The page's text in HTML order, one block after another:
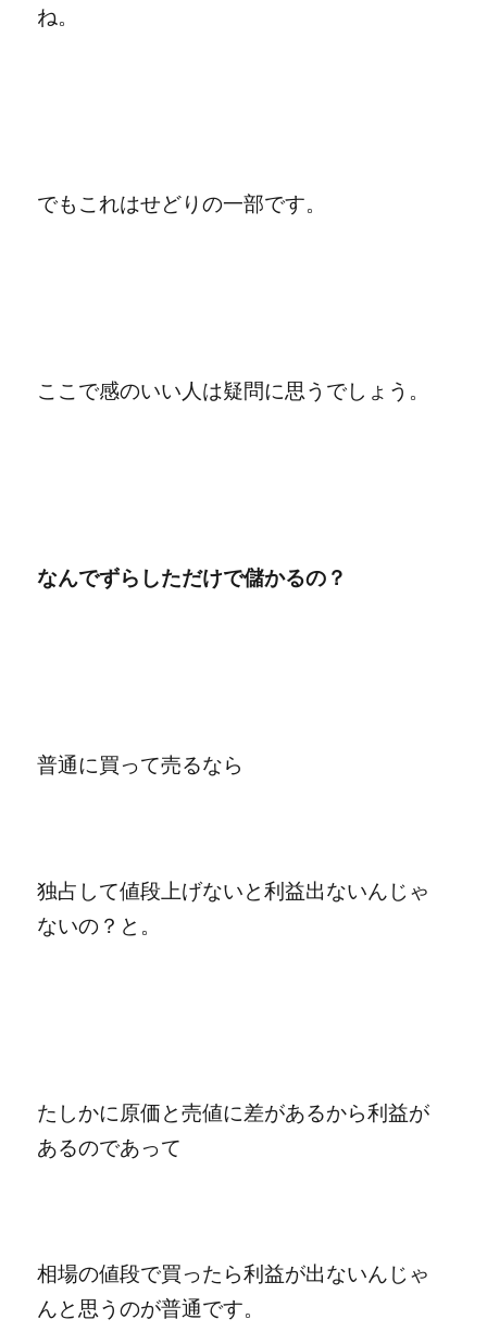
ね。
でもこれはせどりの一部です。
ここで感のいい人は疑問に思うでしょう。
なんでずらしただけで儲かるの？
普通に買って売るなら
独占して値段上げないと利益出ないんじゃ
ないの？と。
たしかに原価と売値に差があるから利益が
あるのであって
相場の値段で買ったら利益が出ないんじゃ
んと思うのが普通です。